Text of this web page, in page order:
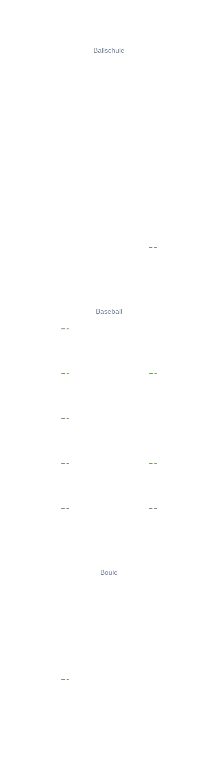
Ballschule
Baseball
Boule